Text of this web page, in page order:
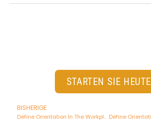
STARTEN SIE HEUTE
BISHERIGE
Define Orientation In The Workplace - Spanish